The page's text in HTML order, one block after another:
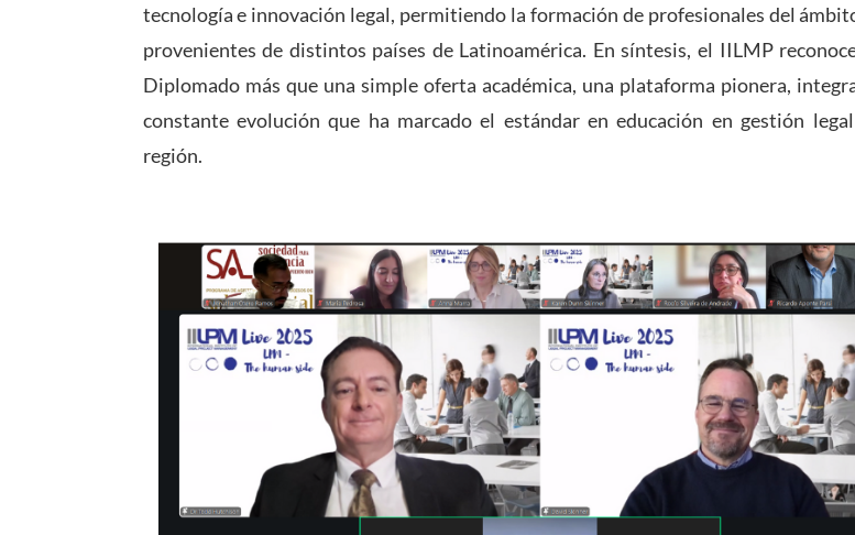
tecnología e innovación legal, permitiendo la formación de profesionales del
provenientes de distintos países de Latinoamérica. En síntesis, el IILMP
Diplomado más que una simple oferta académica, una plataforma pionera,
constante evolución que ha marcado el estándar en educación en gestión
región.